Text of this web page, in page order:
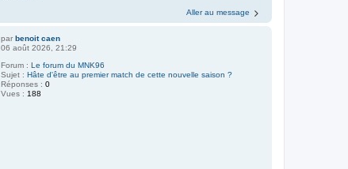
Aller au message
parbenoit caen
06 août 2026, 21:29
Forum :Le forum du MNK96
Sujet :Hâte d'être au premier match de cette nouvelle saison ?
Réponses :0
Vues : 188